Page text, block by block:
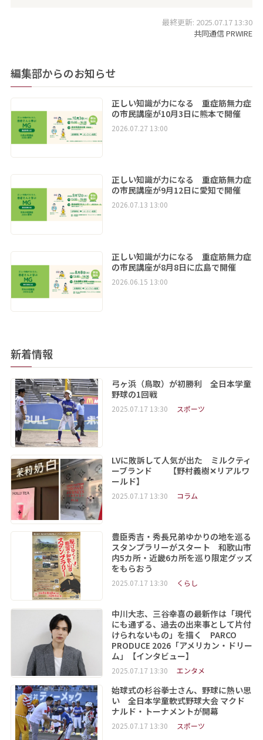
最終更新: 2025.07.17 13:30
共同通信 PRWIRE
編集部からのお知らせ
正しい知識が力になる 重症筋無力症
の市民講座が10月3日に熊本で開催
2026.07.27 13:00
正しい知識が力になる 重症筋無力症
の市民講座が9月12日に愛知で開催
2026.07.13 13:00
正しい知識が力になる 重症筋無力症
の市民講座が8月8日に広島で開催
2026.06.15 13:00
新着情報
弓ヶ浜（鳥取）が初勝利 全日本学童
野球の1回戦
2025.07.17 13:30 スポーツ
LVに敗訴して人気が出た ミルクティ
ーブランド 【野村義樹✕リアルワ
ールド】
2025.07.17 13:30 コラム
豊臣秀吉・秀長兄弟ゆかりの地を巡る
スタンプラリーがスタート 和歌山市
内5カ所・近畿6カ所を巡り限定グッズ
をもらおう
2025.07.17 13:30 くらし
中川大志、三谷幸喜の最新作は「現代
にも通ずる、過去の出来事として片付
けられないもの」を描く PARCO
PRODUCE 2026「アメリカン・ドリー
ム」【インタビュー】
2025.07.17 13:30 エンタメ
始球式の杉谷拳士さん、野球に熱い思
い 全日本学童軟式野球大会 マクド
ナルド・トーナメントが開幕
2025.07.17 13:30 スポーツ